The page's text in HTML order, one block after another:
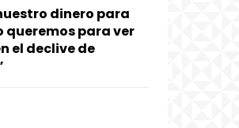
dinero para
queremos para ver
el declive de